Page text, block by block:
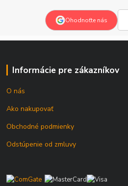
Ohodnoťte nás
Informácie pre zákazníkov
O nás
Ako nakupovať
Obchodné podmienky
Odstúpenie od zmluvy